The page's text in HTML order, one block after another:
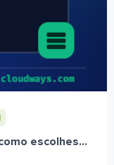
escolhes...